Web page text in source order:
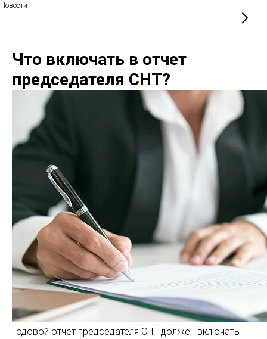
Новости
Что включать в отчет
председателя СНТ?
Годовой отчёт председателя СНТ должен включать